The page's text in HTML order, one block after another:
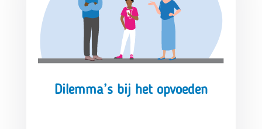
Dilemma’s bij het opvoeden